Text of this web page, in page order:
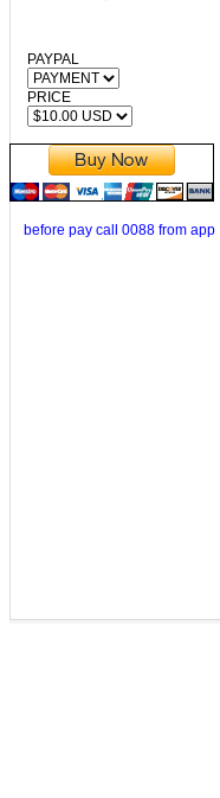
PAYPAL
PRICE
before pay call 0088 from app